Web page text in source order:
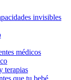
invisibles
médicos
terapias
que tu bebé